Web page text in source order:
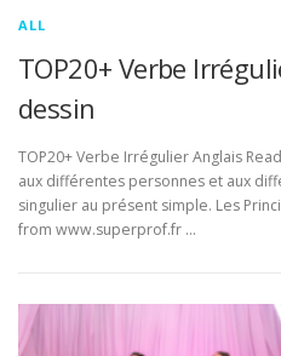
ALL
TOP20+ Verbe
dessin
TOP20+ Verbe Irrégulier Anglais
aux différentes personnes et aux
singulier au présent simple. Les
from www.superprof.fr …